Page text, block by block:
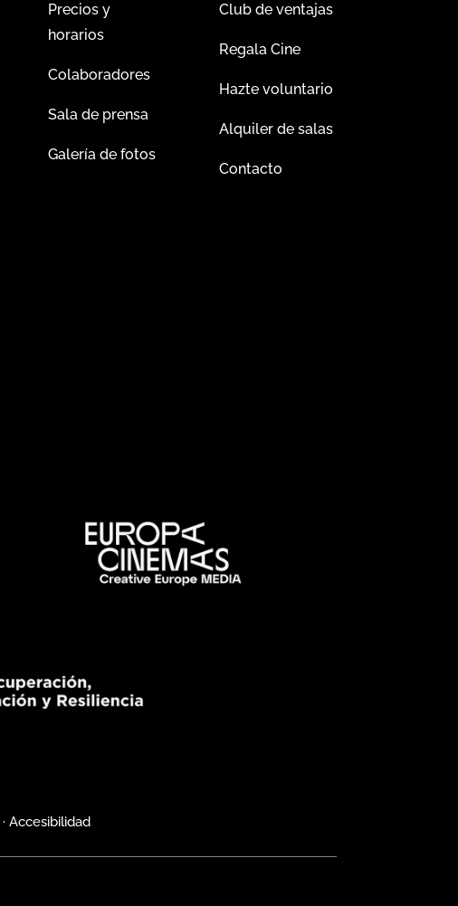
Precios y
horarios
Colaboradores
Sala de prensa
Galería de fotos
Club de ventajas
Regala Cine
Hazte voluntario
Alquiler de salas
Contacto
· Accesibilidad